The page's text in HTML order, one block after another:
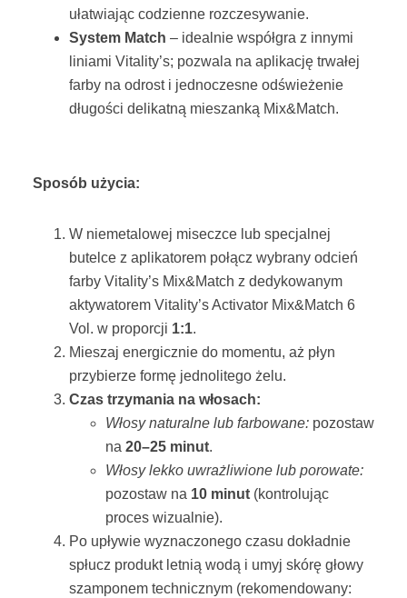
ułatwiając codzienne rozczesywanie.
System Match – idealnie współgra z innymi
liniami Vitality’s; pozwala na aplikację trwałej
farby na odrost i jednoczesne odświeżenie
długości delikatną mieszanką Mix&Match.
Sposób użycia:
W niemetalowej miseczce lub specjalnej
butelce z aplikatorem połącz wybrany odcień
farby Vitality’s Mix&Match z dedykowanym
aktywatorem Vitality’s Activator Mix&Match 6
Vol. w proporcji 1:1.
Mieszaj energicznie do momentu, aż płyn
przybierze formę jednolitego żelu.
Czas trzymania na włosach:
Włosy naturalne lub farbowane: pozostaw
na 20–25 minut.
Włosy lekko uwrażliwione lub porowate:
pozostaw na 10 minut (kontrolując
proces wizualnie).
Po upływie wyznaczonego czasu dokładnie
spłucz produkt letnią wodą i umyj skórę głowy
szamponem technicznym (rekomendowany: